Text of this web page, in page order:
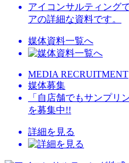
アイコンサルティング
アの詳細な資料です。
媒体資料一覧へ
MEDIA RECRUITMENT
媒体募集
「自店舗でもサンプリ
を募集中!!
詳細を見る